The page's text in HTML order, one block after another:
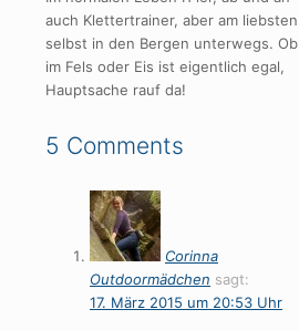
auch Klettertrainer, aber am liebsten
selbst in den Bergen unterwegs. Ob
im Fels oder Eis ist eigentlich egal,
Hauptsache rauf da!
5 Comments
Corinna
Outdoormädchen sagt:
17. März 2015 um 20:53 Uhr